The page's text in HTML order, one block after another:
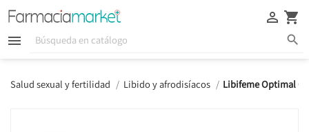
  
 
Salud sexual y fertilidad Libido y afrodisíacos Libifeme Optimal